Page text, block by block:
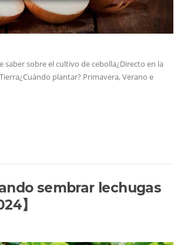
saber sobre el cultivo de cebolla¿Directo en la
plantar? Primavera, Verano e
sembrar lechugas
】